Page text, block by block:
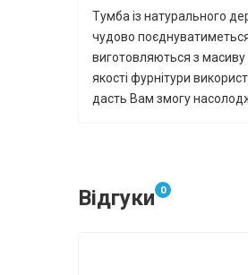
Тумба із натурального
чудово
виготовляються з масиву
якості фурнітури
дасть Вам змогу
Відгуки 0